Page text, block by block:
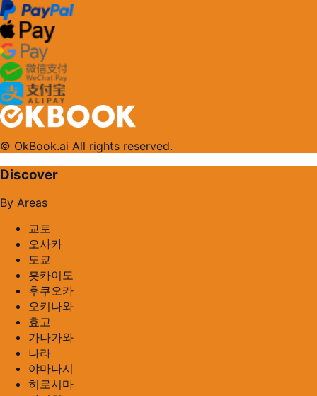
© OkBook.ai All rights reserved.
Discover
By Areas
교토
오사카
도쿄
홋카이도
후쿠오카
오키나와
효고
가나가와
나라
야마나시
히로시마